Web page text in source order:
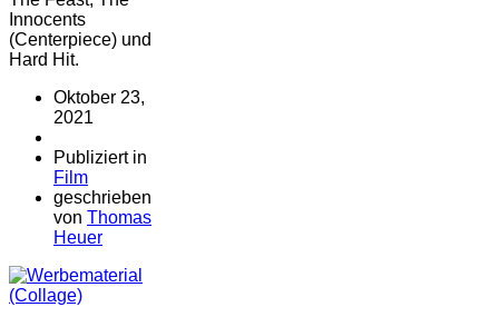
Innocents
(Centerpiece) und
Hard Hit.
Oktober 23,
2021
Publiziert in
Film
geschrieben
von Thomas
Heuer